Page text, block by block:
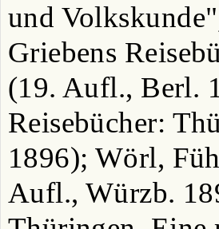
und
Griebens
(19. Aufl., Berl.
Reisebücher:
1896); Wörl,
Aufl., Würzb.